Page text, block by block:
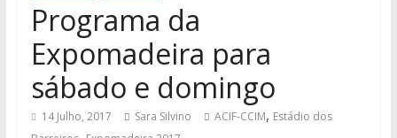
Programa da
Expomadeira para
sábado e domingo
14 Julho, 2017 Sara Silvino ACIF-CCIM, Estádio dos